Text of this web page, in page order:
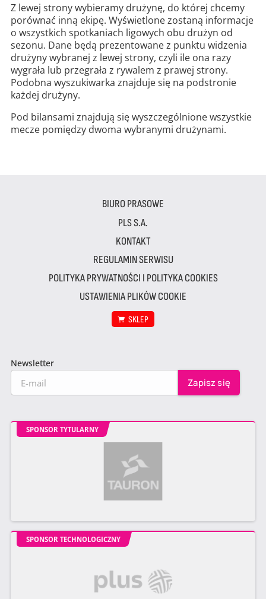
Z lewej strony wybieramy drużynę, do której chcemy
porównać inną ekipę. Wyświetlone zostaną informacje
o wszystkich spotkaniach ligowych obu drużyn od
sezonu. Dane będą prezentowane z punktu widzenia
drużyny wybranej z lewej strony, czyli ile ona razy
wygrała lub przegrała z rywalem z prawej strony.
Podobna wyszukiwarka znajduje się na podstronie
każdej drużyny.
Pod bilansami znajdują się wyszczególnione wszystkie
mecze pomiędzy dwoma wybranymi drużynami.
BIURO PRASOWE
PLS S.A.
KONTAKT
REGULAMIN SERWISU
POLITYKA PRYWATNOŚCI I POLITYKA COOKIES
USTAWIENIA PLIKÓW COOKIE
SKLEP
Newsletter
SPONSOR TYTULARNY
SPONSOR TECHNOLOGICZNY